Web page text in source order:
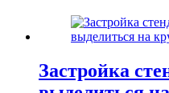
Застройка